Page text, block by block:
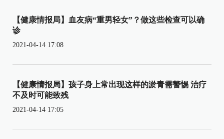
【健康情报局】血友病“重男轻女”？做这些检查可以确
诊
2021-04-14 17:08
【健康情报局】孩子身上常出现这样的淤青需警惕 治疗
不及时可能致残
2021-04-14 17:05